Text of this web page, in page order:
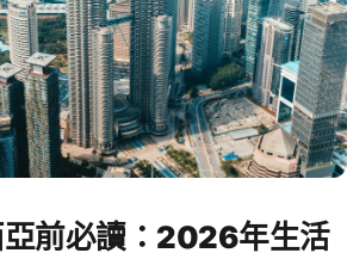
前必讀：2026年生活